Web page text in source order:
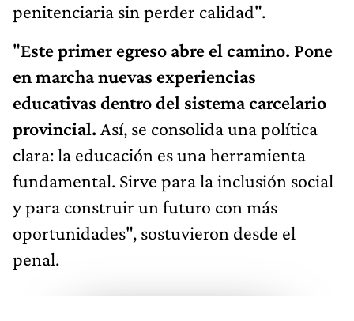
penitenciaria sin perder calidad".
"Este primer egreso abre el camino. Pone
en marcha nuevas experiencias
educativas dentro del sistema carcelario
provincial. Así, se consolida una política
clara: la educación es una herramienta
fundamental. Sirve para la inclusión social
y para construir un futuro con más
oportunidades", sostuvieron desde el
penal.